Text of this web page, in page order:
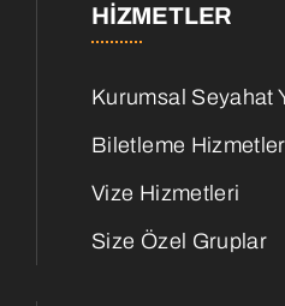
HIZMETLER
Kurumsal Seyahat
Biletleme
Vize Hizmetleri
Size Özel Gruplar